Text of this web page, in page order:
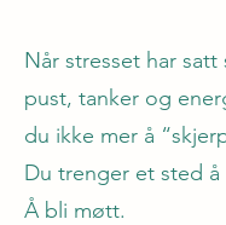
Når stresset har satt
pust, tanker og
du ikke mer å
Du trenger et sted å
Å bli møtt.